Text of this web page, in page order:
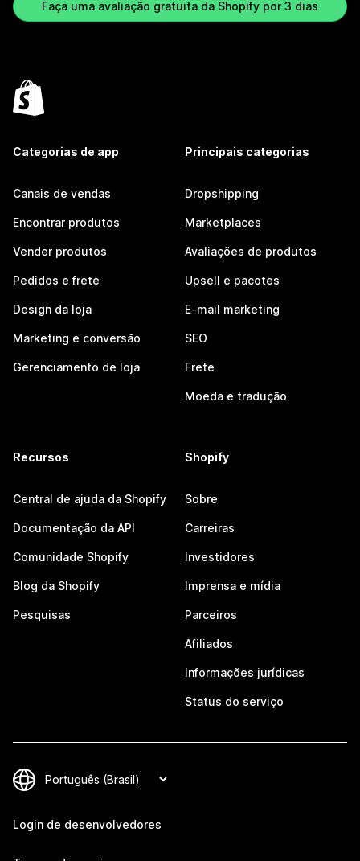
Faça uma avaliação gratuita da Shopify por 3 dias
Categorias de app
Canais de vendas
Encontrar produtos
Vender produtos
Pedidos e frete
Design da loja
Marketing e conversão
Gerenciamento de loja
Principais categorias
Dropshipping
Marketplaces
Avaliações de produtos
Upsell e pacotes
E-mail marketing
SEO
Frete
Moeda e tradução
Recursos
Central de ajuda da Shopify
Documentação da API
Comunidade Shopify
Blog da Shopify
Pesquisas
Shopify
Sobre
Carreiras
Investidores
Imprensa e mídia
Parceiros
Afiliados
Informações jurídicas
Status do serviço
Login de desenvolvedores